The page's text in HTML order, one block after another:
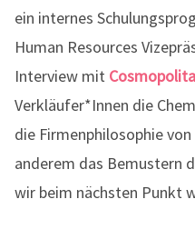
ein internes
Human Resources
Interview mit
Verkläufer*Innen die
die Firmenphilosophie
anderem das Bemustern
wir beim nächsten Punkt